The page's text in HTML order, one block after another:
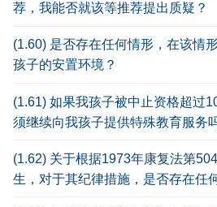
荐，我能否就该等推荐提出质疑？
(1.60) 是否存在任何情形，在该情
孩子的安置环境？
(1.61) 如果我孩子被中止资格超过
须继续向我孩子提供特殊教育服务
(1.62) 关于根据1973年康复法第
生，对于其纪律措施，是否存在任